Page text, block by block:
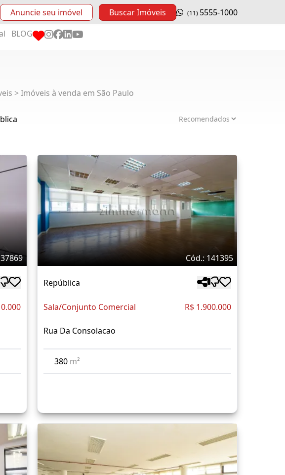
Anuncie seu imóvel Buscar Imóveis (11) 5555-1000
BLOG
> Imóveis à venda em São Paulo
Cód.: 141395
República
Sala/Conjunto Comercial R$ 1.900.000
Rua Da Consolacao
380 m²